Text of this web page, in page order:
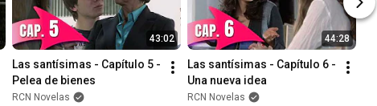
43:02
Las santísimas - Capítulo 5 -
Pelea de bienes
RCN Novelas
44:28
Las santísimas - Capítulo 6 -
Una nueva idea
RCN Novelas